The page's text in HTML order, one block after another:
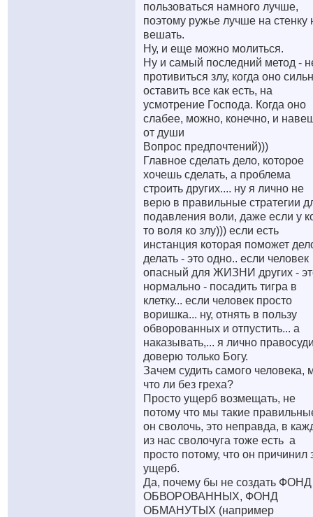
пользоваться намного лучше,
поэтому ружье лучше на стенку
вешать.
Ну, и еще можно молиться.
Ну и самый последний метод -
противиться злу, когда оно
оставить все как есть, на
усмотрение Господа. Когда оно
слабее, можно, конечно, и
от души
Вопрос предпочтений)))
Главное сделать дело, которое
хочешь сделать, а проблема
строить других.... ну я лично не
верю в правильные стратегии
подавления воли, даже если у
то воля ко злу))) если есть
инстанция которая поможет
делать - это одно.. если человек
опасный для ЖИЗНИ других -
нормально - посадить тигра в
клетку... если человек просто
воришка... ну, отнять в пользу
обворованных и отпустить... а
наказывать,... я лично
доверю только Богу.
Зачем судить самого человека,
что ли без греха?
Просто ущерб возмещать, не
потому что мы такие
он сволочь, это неправда, в
из нас сволочуга тоже есть а
просто потому, что он причинил
ущерб.
Да, почему бы не создать ФОНД
ОБВОРОВАННЫХ, ФОНД
ОБМАНУТЫХ (например